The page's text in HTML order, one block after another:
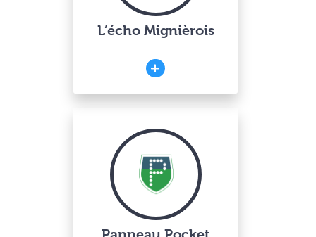
L’écho Mignièrois